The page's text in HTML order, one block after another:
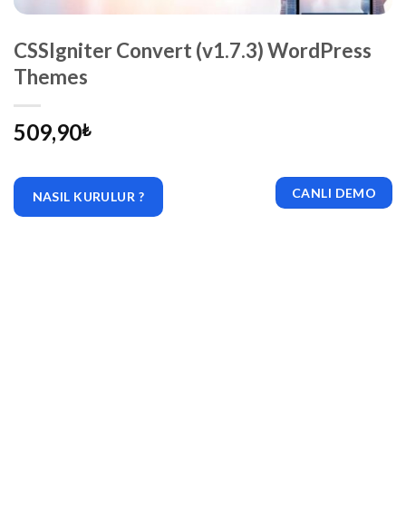
CSSIgniter Convert (v1.7.3) WordPress
Themes
509,90₺
NASIL KURULUR ? CANLI DEMO